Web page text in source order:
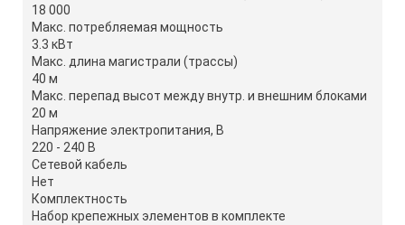
18 000
Макс. потребляемая мощность
3.3 кВт
Макс. длина магистрали (трассы)
40 м
Макс. перепад высот между внутр. и внешним блоками
20 м
Напряжение электропитания, В
220 - 240 В
Сетевой кабель
Нет
Комплектность
Набор крепежных элементов в комплекте